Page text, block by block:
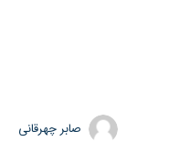
صابر چهرقانی